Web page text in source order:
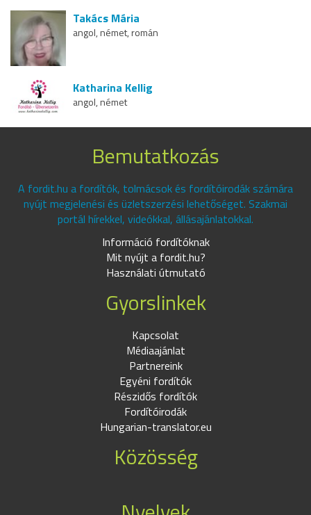
Takács Mária
angol, német, román
Katharina Kellig
angol, német
Bemutatkozás
A fordit.hu a fordítók, tolmácsok és fordítóirodák számára
nyújt megjelenési és üzletszerzési lehetőséget. Szakmai
portál hírekkel, videókkal, állásajánlatokkal.
Információ fordítóknak
Mit nyújt a fordit.hu?
Használati útmutató
Gyorslinkek
Kapcsolat
Médiaajánlat
Partnereink
Egyéni fordítók
Részidős fordítók
Fordítóirodák
Hungarian-translator.eu
Közösség